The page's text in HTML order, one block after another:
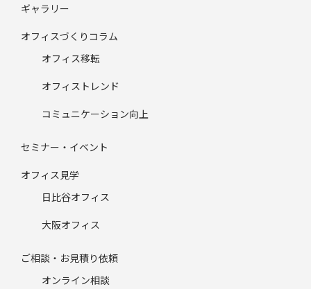
ギャラリー
オフィスづくりコラム
オフィス移転
オフィストレンド
コミュニケーション向上
セミナー・イベント
オフィス見学
日比谷オフィス
大阪オフィス
ご相談・お見積り依頼
オンライン相談